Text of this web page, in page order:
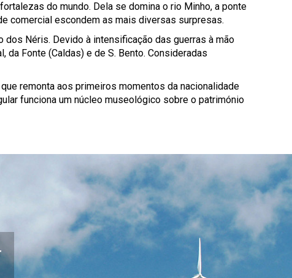
do mundo. Dela se domina o rio Minho, a ponte
comercial escondem as mais diversas surpresas.
Néris. Devido à intensificação das guerras à mão
Fonte (Caldas) e de S. Bento. Consideradas
remonta aos primeiros momentos da nacionalidade
funciona um núcleo museológico sobre o património